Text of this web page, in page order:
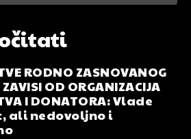
RODNO ZASNOVANOG
OD ORGANIZACIJA
I DONATORA: Vlade
ali nedovoljno i